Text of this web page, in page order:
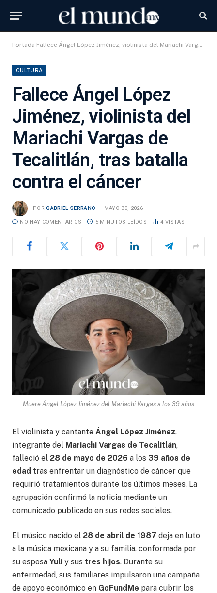
Portada Fallece Ángel López Jiménez, violinista del Mariachi Vargas de Tecalitlán, tras batalla contra el cáncer
CULTURA
Fallece Ángel López
Jiménez, violinista del
Mariachi Vargas de
Tecalitlán, tras batalla
contra el cáncer
POR GABRIEL SERRANO MAYO 30, 2026
NO HAY COMENTARIOS 5 MINUTOS LEÍDOS 4 VISTAS
Muere Ángel López Jiménez del Mariachi Vargas a los 39 años
El violinista y cantante Ángel López Jiménez,
integrante del Mariachi Vargas de Tecalitlán,
falleció el 28 de mayo de 2026 a los 39 años de
edad tras enfrentar un diagnóstico de cáncer que
requirió tratamientos durante los últimos meses. La
agrupación confirmó la noticia mediante un
comunicado publicado en sus redes sociales.
El músico nacido el 28 de abril de 1987 deja en luto
a la música mexicana y a su familia, conformada por
su esposa Yuli y sus tres hijos. Durante su
enfermedad, sus familiares impulsaron una campaña
de apoyo económico en GoFundMe para cubrir los